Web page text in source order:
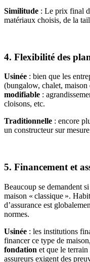
Similitude : Le prix final
matériaux choisis, de la
4. Flexibilité des
Usinée : bien que les
(bungalow, chalet, maison
modifiable :
cloisons, etc.
Traditionnelle : encore
un constructeur sur
5. Financement et
Beaucoup se demandent
maison « classique ».
d’assurance est
normes.
Usinée : les institutions
financer ce type de
fondation et que le terrain
assureurs exigent des